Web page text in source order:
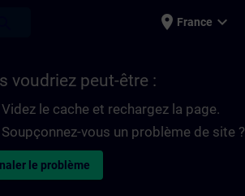
place France expand_more
voudriez peut-être :
Videz le cache et rechargez la page.
Soupçonnez-vous un problème de site ?
le problème